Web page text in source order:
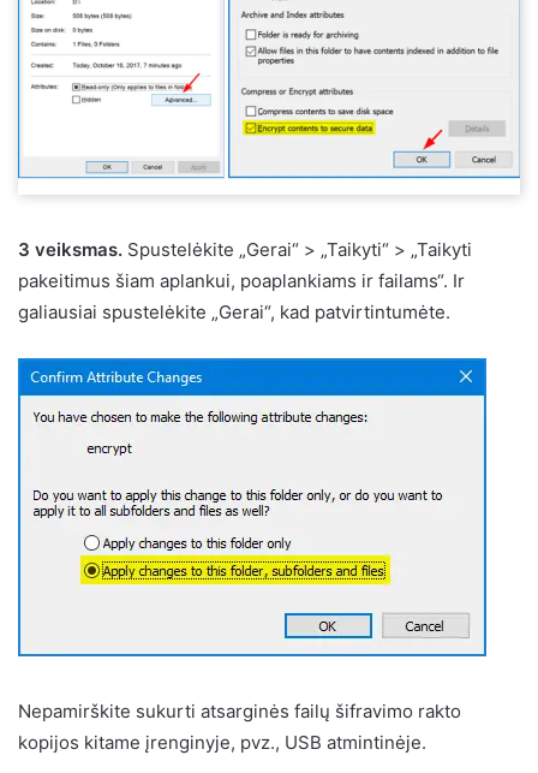
3 veiksmas. Spustelėkite „Gerai“ > „Taikyti“ > „Taikyti
pakeitimus šiam aplankui, poaplankiams ir failams“. Ir
galiausiai spustelėkite „Gerai“, kad patvirtintumėte.
Nepamirškite sukurti atsarginės failų šifravimo rakto
kopijos kitame įrenginyje, pvz., USB atmintinėje.